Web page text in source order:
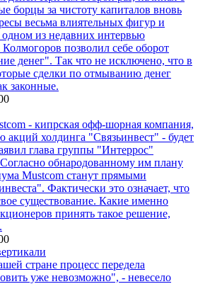
борцы за чистоту капиталов вновь
весьма влиятельных фигур и
из недавних интервью
позволил себе оборот
денег". Так что не исключено, что в
сделки по отмыванию денег
законные.
- кипрская офф-шорная компания,
акций холдинга "Связьинвест" - будет
глава группы "Интеррос"
обнародованному им плану
Mustcom станут прямыми
Фактически это означает, что
существование. Какие именно
принять такое решение,
стране процесс передела
уже невозможно", - невесело